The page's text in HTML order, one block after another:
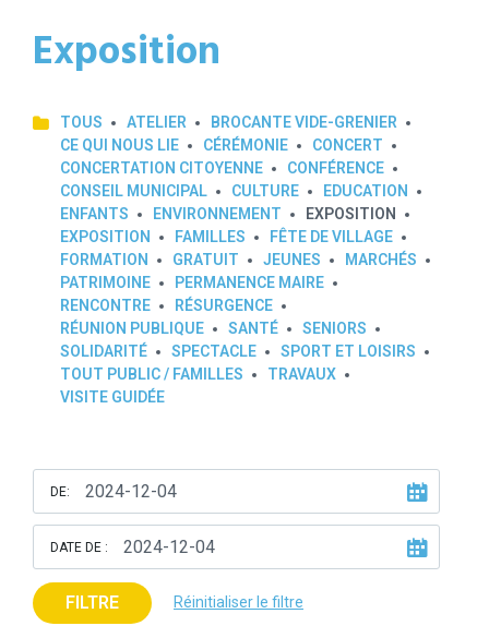
Exposition
TOUS ATELIER
BROCANTE VIDE-GRENIER
CE QUI NOUS LIE
CÉRÉMONIE
CONCERT
CONCERTATION CITOYENNE
CONFÉRENCE
CONSEIL MUNICIPAL
CULTURE
EDUCATION
ENFANTS
ENVIRONNEMENT
EXPOSITION
EXPOSITION
FAMILLES
FÊTE DE VILLAGE
FORMATION
GRATUIT JEUNES
MARCHÉS
PATRIMOINE
PERMANENCE MAIRE
RENCONTRE
RÉSURGENCE
RÉUNION PUBLIQUE
SANTÉ
SENIORS
SOLIDARITÉ
SPECTACLE
SPORT ET LOISIRS
TOUT PUBLIC / FAMILLES
TRAVAUX
VISITE GUIDÉE
DE:
DATE DE :
FILTRE Réinitialiser le filtre